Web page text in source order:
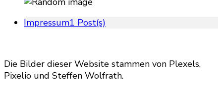
Impressum1 Post(s)
Die Bilder dieser Website stammen von Plexels,
Pixelio und Steffen Wolfrath.